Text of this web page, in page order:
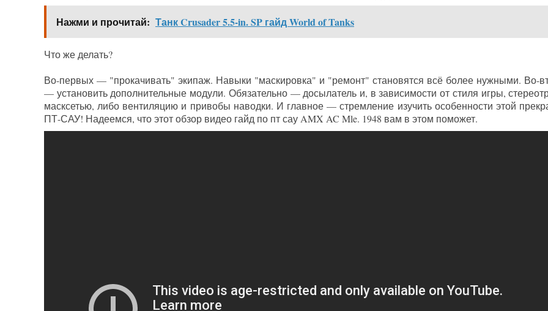
Нажми и прочитай: Танк Crusader 5.5-in. SP гайд World of Tanks
Что же делать?
Во-первых — "прокачивать" экипаж. Навыки "маскировка" и "ремонт" становятся всё более нужными. Во-
— установить дополнительные модули. Обязательно — досылатель и, в зависимости от стиля игры,
масксетью, либо вентиляцию и привобы наводки. И главное — стремление изучить особенности этой
ПТ-САУ! Надеемся, что этот обзор видео гайд по пт сау AMX AC Mle. 1948 вам в этом поможет.